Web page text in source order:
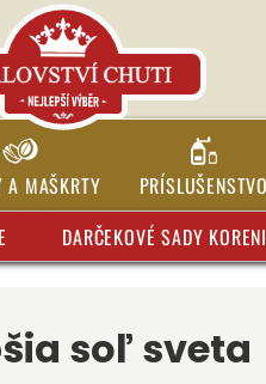
A MAŠKRTY PRÍSLUŠENSTVO
DARČEKOVÉ SADY
soľ sveta